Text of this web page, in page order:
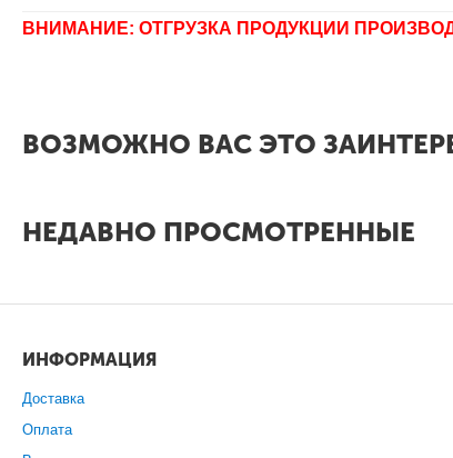
ВНИМАНИЕ: ОТГРУЗКА ПРОДУКЦИИ
ВОЗМОЖНО ВАС ЭТО
НЕДАВНО ПРОСМОТРЕННЫЕ
ИНФОРМАЦИЯ
Доставка
Оплата